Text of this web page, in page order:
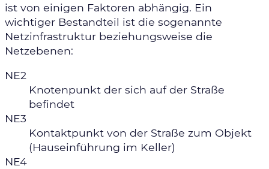
ist von einigen Faktoren abhängig. Ein
wichtiger Bestandteil ist die sogenannte
Netzinfrastruktur beziehungsweise die
Netzebenen:
NE2
Knotenpunkt der sich auf der Straße
befindet
NE3
Kontaktpunkt von der Straße zum Objekt
(Hauseinführung im Keller)
NE4